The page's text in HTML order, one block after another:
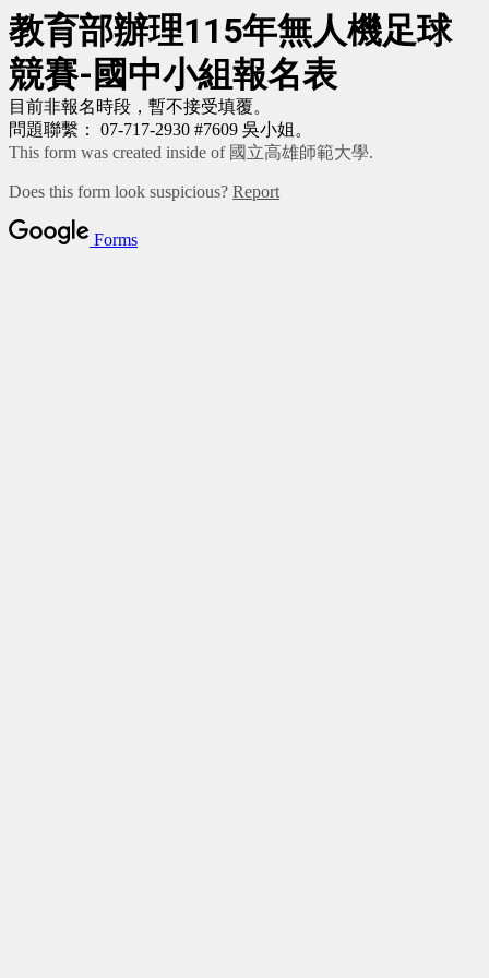
教育部辦理115年無人機足球
競賽-國中小組報名表
目前非報名時段，暫不接受填覆。
問題聯繫： 07-717-2930 #7609 吳小姐。
This form was created inside of 國立高雄師範大學.
Does this form look suspicious? Report
Forms